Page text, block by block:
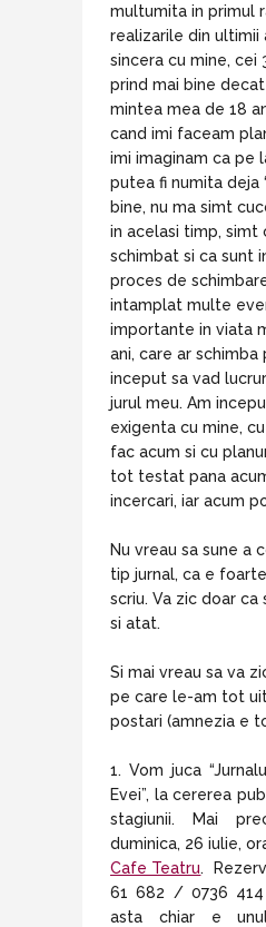
multumita in primul
realizarile din ultimii
sincera cu mine, cei
prind mai bine
mintea mea de 18
cand imi faceam
imi imaginam ca pe
putea fi numita deja
bine, nu ma simt
in acelasi timp, simt
schimbat si ca sunt
proces de
intamplat multe
importante in viata
ani, care ar schimba
inceput sa vad
jurul meu. Am
exigenta cu mine,
fac acum si cu
tot testat pana
incercari, iar acum
Nu vreau sa sune a
tip jurnal, ca e
scriu. Va zic doar ca
si atat.
Si mai vreau sa va
pe care le-am tot
postari (amnezia e
1. Vom juca
Evei”, la cererea
stagiunii. Mai
duminica, 26 iulie,
Cafe Teatru.
61 682 / 0736
asta chiar e